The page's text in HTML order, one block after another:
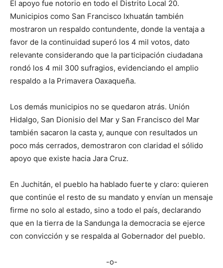
El apoyo fue notorio en todo el Distrito Local 20.
Municipios como San Francisco Ixhuatán también
mostraron un respaldo contundente, donde la ventaja a
favor de la continuidad superó los 4 mil votos, dato
relevante considerando que la participación ciudadana
rondó los 4 mil 300 sufragios, evidenciando el amplio
respaldo a la Primavera Oaxaqueña.
Los demás municipios no se quedaron atrás. Unión
Hidalgo, San Dionisio del Mar y San Francisco del Mar
también sacaron la casta y, aunque con resultados un
poco más cerrados, demostraron con claridad el sólido
apoyo que existe hacia Jara Cruz.
En Juchitán, el pueblo ha hablado fuerte y claro: quieren
que continúe el resto de su mandato y envían un mensaje
firme no solo al estado, sino a todo el país, declarando
que en la tierra de la Sandunga la democracia se ejerce
con convicción y se respalda al Gobernador del pueblo.
-o-